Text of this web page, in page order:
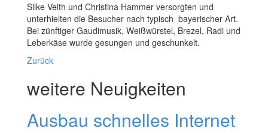
Silke Veith und Christina Hammer versorgten und
unterhielten die Besucher nach typisch bayerischer Art.
Bei zünftiger Gaudimusik, Weißwürstel, Brezel, Radi und
Leberkäse wurde gesungen und geschunkelt.
Zurück
weitere Neuigkeiten
Ausbau schnelles Internet